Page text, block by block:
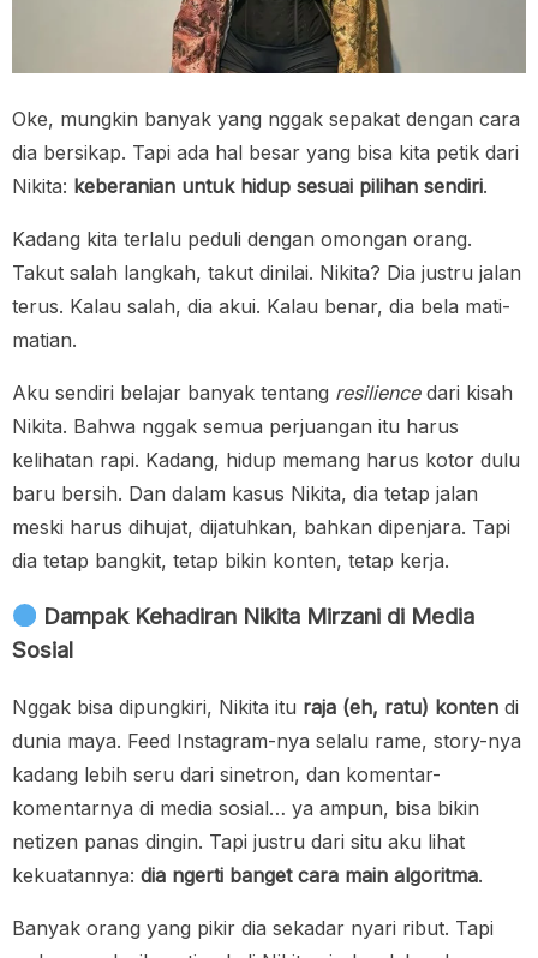
Oke, mungkin banyak yang nggak sepakat dengan cara
dia bersikap. Tapi ada hal besar yang bisa kita petik dari
Nikita: keberanian untuk hidup sesuai pilihan sendiri.
Kadang kita terlalu peduli dengan omongan orang.
Takut salah langkah, takut dinilai. Nikita? Dia justru jalan
terus. Kalau salah, dia akui. Kalau benar, dia bela mati-
matian.
Aku sendiri belajar banyak tentang resiliencedari kisah
Nikita. Bahwa nggak semua perjuangan itu harus
kelihatan rapi. Kadang, hidup memang harus kotor dulu
baru bersih. Dan dalam kasus Nikita, dia tetap jalan
meski harus dihujat, dijatuhkan, bahkan dipenjara. Tapi
dia tetap bangkit, tetap bikin konten, tetap kerja.
Dampak Kehadiran Nikita Mirzani di Media
Sosial
Nggak bisa dipungkiri, Nikita itu raja (eh, ratu) konten di
dunia maya. Feed Instagram-nya selalu rame, story-nya
kadang lebih seru dari sinetron, dan komentar-
komentarnya di media sosial… ya ampun, bisa bikin
netizen panas dingin. Tapi justru dari situ aku lihat
kekuatannya: dia ngerti banget cara main algoritma.
Banyak orang yang pikir dia sekadar nyari ribut. Tapi